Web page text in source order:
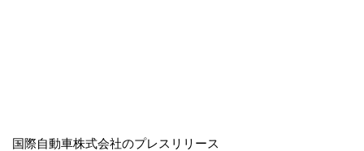
国際自動車株式会社のプレスリリース